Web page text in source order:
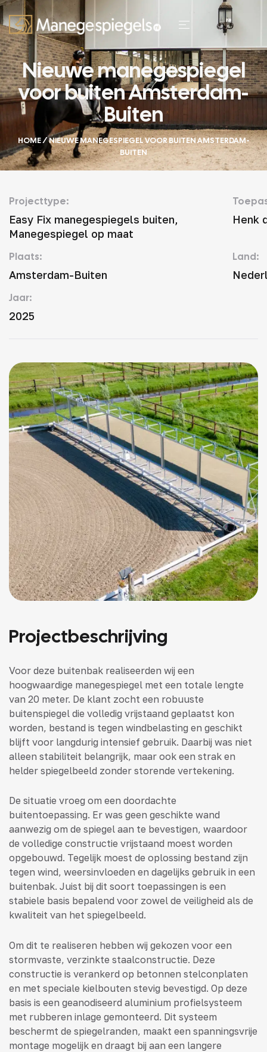
Nieuwe manegespiegel
voor buiten Amsterdam-
Buiten
HOME/ NIEUWE MANEGESPIEGEL VOOR BUITEN AMSTERDAM-
BUITEN
Projecttype:
Easy Fix manegespiegels buiten,
Manegespiegel op maat
Henk
Plaats:
Amsterdam-Buiten
Land:
Jaar:
2025
Projectbeschrijving
Voor deze buitenbak realiseerden wij een
hoogwaardige manegespiegel met een totale lengte
van 20 meter. De klant zocht een robuuste
buitenspiegel die volledig vrijstaand geplaatst kon
worden, bestand is tegen windbelasting en geschikt
blijft voor langdurig intensief gebruik. Daarbij was niet
alleen stabiliteit belangrijk, maar ook een strak en
helder spiegelbeeld zonder storende vertekening.
De situatie vroeg om een doordachte
buitentoepassing. Er was geen geschikte wand
aanwezig om de spiegel aan te bevestigen, waardoor
de volledige constructie vrijstaand moest worden
opgebouwd. Tegelijk moest de oplossing bestand zijn
tegen wind, weersinvloeden en dagelijks gebruik in een
buitenbak. Juist bij dit soort toepassingen is een
stabiele basis bepalend voor zowel de veiligheid als de
kwaliteit van het spiegelbeeld.
Om dit te realiseren hebben wij gekozen voor een
stormvaste, verzinkte staalconstructie. Deze
constructie is verankerd op betonnen stelconplaten
en met speciale kielbouten stevig bevestigd. Op deze
basis is een geanodiseerd aluminium profielsysteem
met rubberen inlage gemonteerd. Dit systeem
beschermt de spiegelranden, maakt een spanningsvrije
montage mogelijk en draagt bij aan een langere